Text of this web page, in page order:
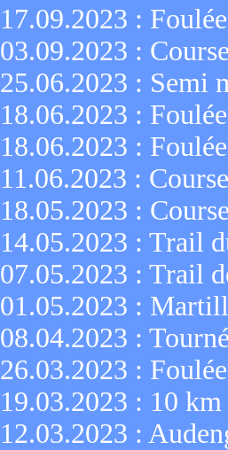
17.09.2023 :
03.09.2023 :
25.06.2023 : Semi
18.06.2023 :
18.06.2023 :
11.06.2023 :
18.05.2023 :
14.05.2023 : Trail
07.05.2023 : Trail
01.05.2023 :
08.04.2023 :
26.03.2023 :
19.03.2023 : 10 km
12.03.2023 :